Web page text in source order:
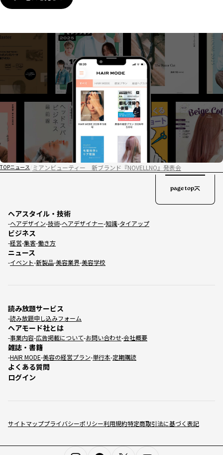
TOPニュース ミアンビューティー 新ブランド『NOVELLNO』発表会
サイトマッププライバシーポリシー利用規約特定商取引法に基づく表記
ヘアスタイル・技術
ヘアデザイン 技術 ヘアデザイナー 知識 タイアップ
ビジネス
経営 集客 働き方
ニュース
イベント 新製品 美容業界 美容学校
読み放題サービス
読み放題申し込みフォーム
ヘアモード社とは
事業内容 広告掲載について お問い合わせ 会社概要
雑誌・書籍
HAIR MODE 美容の経営プラン 単行本 定期購読
よくある質問
ログイン
page top